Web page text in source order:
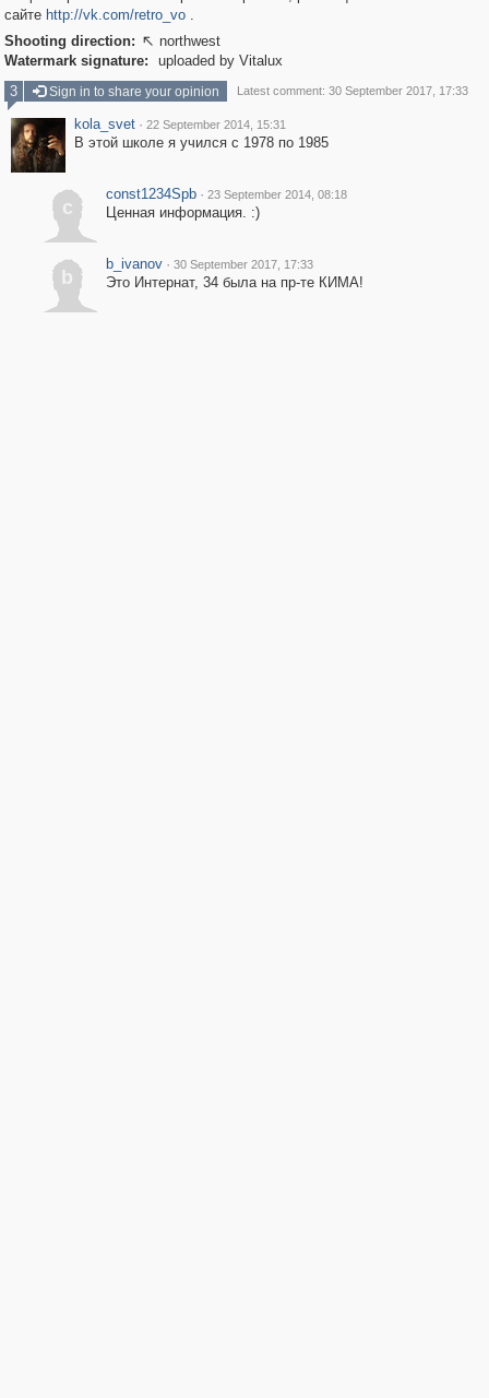
сайте http://vk.com/retro_vo.
Shooting direction:  northwest
Watermark signature:
uploaded by Vitalux
3
Sign in to share your opinion Latest comment: 30 September 2017, 17:33
kola_svet · 22 September 2014, 15:31
В этой школе я учился с 1978 по 1985
c
const1234Spb · 23 September 2014, 08:18
Ценная информация. :)
b
b_ivanov · 30 September 2017, 17:33
Это Интернат, 34 была на пр-те КИМА!